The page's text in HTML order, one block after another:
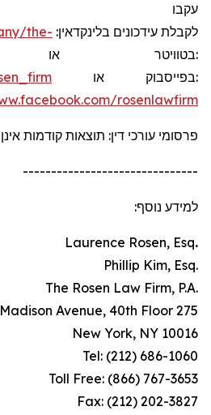
עקבו
לקבלת עידכונים בלינקדאין:
the-
בטוויטר:
או בפייסבוק:
rosenlawfirm/
פרסומי עורכי דין: תוצאות קודמות
-------------------------------
למידע נוסף:
.
Laurence Rosen, Esq
.Phillip Kim, Esq
.The Rosen Law Firm, P.A
275 Madison Avenue, 40th Floor
New York, NY 10016
Tel: (212) 686-1060
Toll Free: (866) 767-3653
Fax: (212) 202-3827